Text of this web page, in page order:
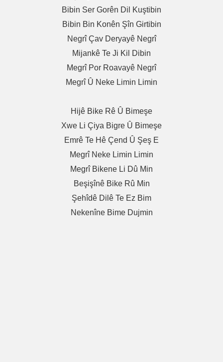
Bibin Ser Gorên Dil Kuştibin
Bibin Bin Konên Şîn Girtibin
Negrî Çav Deryayê Negrî
Mijankê Te Ji Kil Dibin
Megrî Por Roavayê Negrî
Megrî Û Neke Limin Limin
Hijê Bike Rê Û Bimeşe
Xwe Li Çiya Bigre Û Bimeşe
Emrê Te Hê Çend Û Şeş E
Megrî Neke Limin Limin
Megrî Bikene Li Dû Min
Beşişînê Bike Rû Min
Şehîdê Dilê Te Ez Bim
Nekenîne Bime Dujmin